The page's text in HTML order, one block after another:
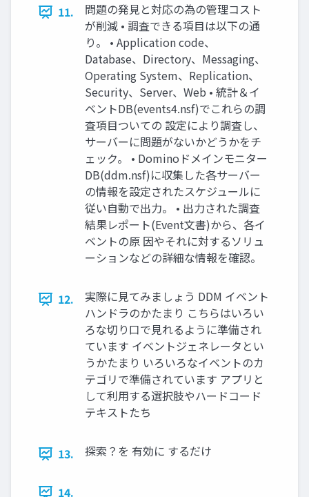
11.
問題の発見と対応の為の管理コスト
が削減 • 調査できる項目は以下の通
り。 • Application code、
Database、Directory、Messaging、
Operating System、Replication、
Security、Server、Web • 統計＆イ
ベントDB(events4.nsf)でこれらの調
査項目ついての 設定により調査し、
サーバーに問題がないかどうかをチ
ェック。 • Dominoドメインモニター
DB(ddm.nsf)に収集した各サーバー
の情報を設定されたスケジュールに
従い自動で出力。 • 出力された調査
結果レポート(Event文書)から、各イ
ベントの原 因やそれに対するソリュ
ーションなどの詳細な情報を確認。
12.
実際に見てみましょう DDM イベント
ハンドラのかたまり こちらはいろい
ろな切り口で見れるように準備され
ています イベントジェネレータとい
うかたまり いろいろなイベントのカ
テゴリで準備されています アプリと
して利用する選択肢やハードコード
テキストたち
13. 探索？を 有効に するだけ
14.